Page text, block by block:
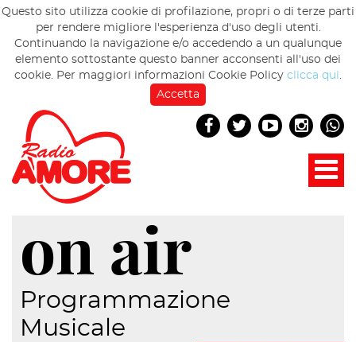
Questo sito utilizza cookie di profilazione, propri o di terze parti
per rendere migliore l'esperienza d'uso degli utenti.
Continuando la navigazione e/o accedendo a un qualunque
elemento sottostante questo banner acconsenti all'uso dei
cookie. Per maggiori informazioni Cookie Policy clicca qui.
Accetta
on air
Programmazione
Musicale